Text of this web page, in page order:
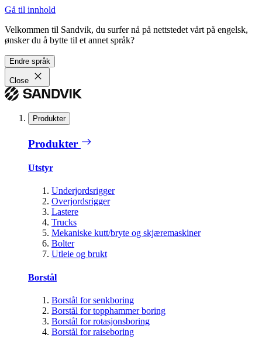
Gå til innhold
Velkommen til Sandvik, du surfer nå på nettstedet vårt på engelsk,
ønsker du å bytte til et annet språk?
Endre språk
Close
Produkter
Produkter
Utstyr
Underjordsrigger
Overjordsrigger
Lastere
Trucks
Mekaniske kutt/bryte og skjæremaskiner
Bolter
Utleie og brukt
Borstål
Borstål for senkboring
Borstål for topphammer boring
Borstål for rotasjonsboring
Borstål for raiseboring